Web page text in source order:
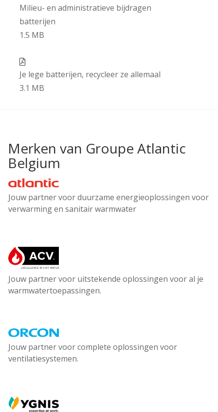
CONTACT
INLOGGEN
Milieu- en administratieve bijdragen
batterijen
1.5 MB
Je lege batterijen, recycleer ze allemaal
3.1 MB
Merken van Groupe Atlantic
Belgium
Atlantic
Jouw partner voor duurzame energieoplossingen voor
verwarming en sanitair warmwater
ACV
Jouw partner voor uitstekende oplossingen voor al je
warmwatertoepassingen.
Orcon
Jouw partner voor complete oplossingen voor
ventilatiesystemen.